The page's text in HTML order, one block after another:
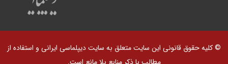
© کلیه حقوق قانونی این سایت متعلق به سایت دیپلماسی ایرانی و استفاده از